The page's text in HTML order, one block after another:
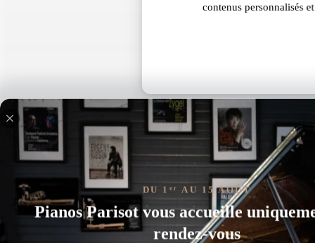
contenus personnalisés
DU 1 er AU 15 AOÛT
Pianos Parisot vous accueille
rendez-vous